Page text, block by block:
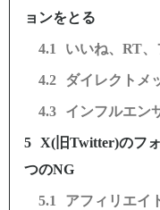
ョンをとる
いいね、RT
ダイレクトメ
インフルエン
X(旧Twitter)のフ
つのNG
アフィリエイ